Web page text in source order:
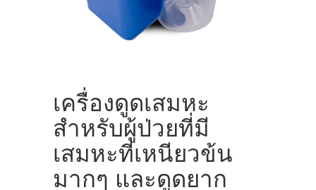
เครื่องดูดเสมหะ
สำหรับผู้ป่วยที่มี
เสมหะที่เหนียวข้น
มากๆ และดูดยาก